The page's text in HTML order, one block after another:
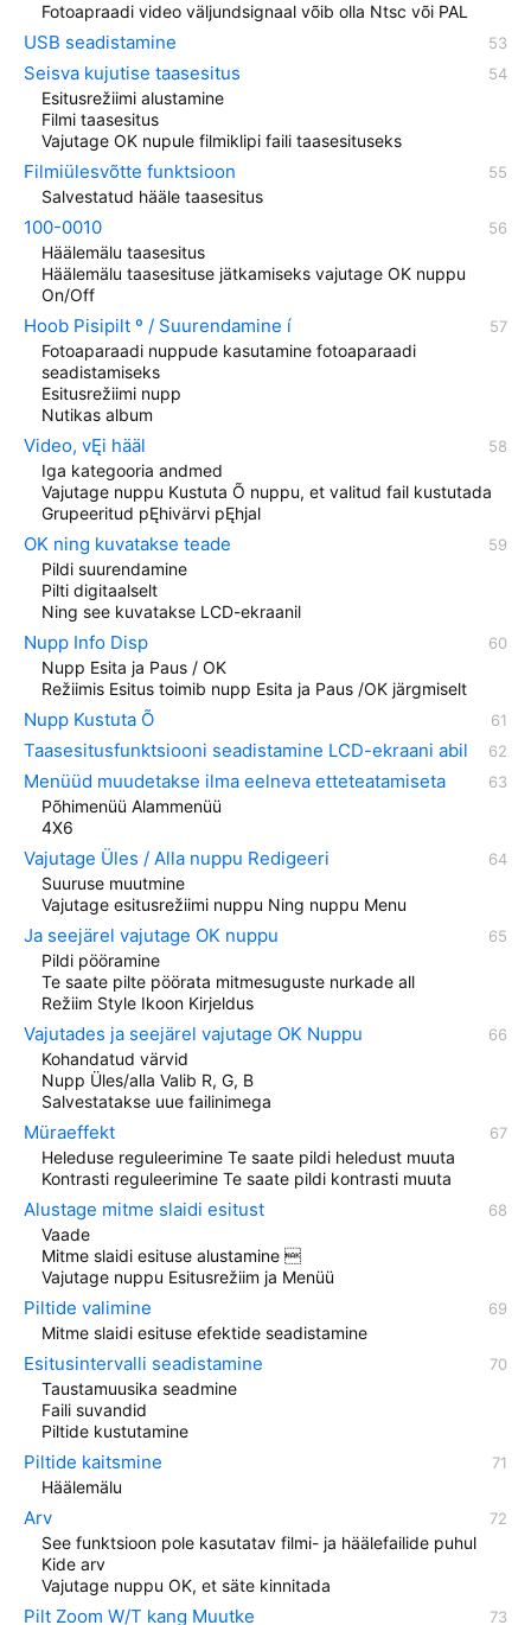
Fotoapraadi video väljundsignaal võib olla Ntsc või PAL
USB seadistamine
Seisva kujutise taasesitus
Esitusrežiimi alustamine
Filmi taasesitus
Vajutage OK nupule filmiklipi faili taasesituseks
Filmiülesvõtte funktsioon
Salvestatud hääle taasesitus
100-0010
Häälemälu taasesitus
Häälemälu taasesituse jätkamiseks vajutage OK nuppu
On/Off
Hoob Pisipilt º / Suurendamine í
Fotoaparaadi nuppude kasutamine fotoaparaadi
seadistamiseks
Esitusrežiimi nupp
Nutikas album
Video, vĘi hääl
Iga kategooria andmed
Vajutage nuppu Kustuta Õ nuppu, et valitud fail kustutada
Grupeeritud pĘhivärvi pĘhjal
OK ning kuvatakse teade
Pildi suurendamine
Pilti digitaalselt
Ning see kuvatakse LCD-ekraanil
Nupp Info Disp
Nupp Esita ja Paus / OK
Režiimis Esitus toimib nupp Esita ja Paus /OK järgmiselt
Nupp Kustuta Õ
Taasesitusfunktsiooni seadistamine LCD-ekraani abil
Menüüd muudetakse ilma eelneva etteteatamiseta
Põhimenüü Alammenüü
4X6
Vajutage Üles / Alla nuppu Redigeeri
Suuruse muutmine
Vajutage esitusrežiimi nuppu Ning nuppu Menu
Ja seejärel vajutage OK nuppu
Pildi pööramine
Te saate pilte pöörata mitmesuguste nurkade all
Režiim Style Ikoon Kirjeldus
Vajutades ja seejärel vajutage OK Nuppu
Kohandatud värvid
Nupp Üles/alla Valib R, G, B
Salvestatakse uue failinimega
Müraeffekt
Heleduse reguleerimine Te saate pildi heledust muuta
Kontrasti reguleerimine Te saate pildi kontrasti muuta
Alustage mitme slaidi esitust
Vaade
Mitme slaidi esituse alustamine 
Vajutage nuppu Esitusrežiim ja Menüü
Piltide valimine
Mitme slaidi esituse efektide seadistamine
Esitusintervalli seadistamine
Taustamuusika seadmine
Faili suvandid
Piltide kustutamine
Piltide kaitsmine
Häälemälu
Arv
See funktsioon pole kasutatav filmi- ja häälefailide puhul
Kide arv
Vajutage nuppu OK, et säte kinnitada
Pilt Zoom W/T kang Muutke